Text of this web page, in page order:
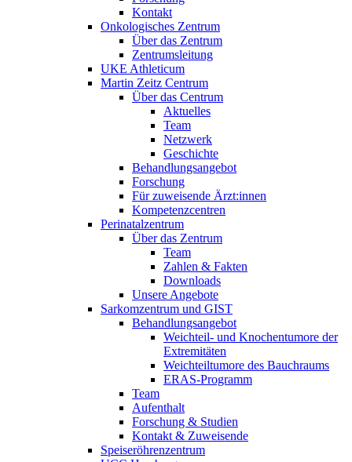
Kontakt
Onkologisches Zentrum
Über das Zentrum
Zentrumsleitung
UKE Athleticum
Martin Zeitz Centrum
Über das Centrum
Aktuelles
Team
Netzwerk
Geschichte
Behandlungsangebot
Forschung
Für zuweisende Ärzt:innen
Kompetenzcentren
Perinatalzentrum
Über das Zentrum
Team
Zahlen & Fakten
Downloads
Unsere Angebote
Sarkomzentrum und GIST
Behandlungsangebot
Weichteil- und Knochentumore der
Extremitäten
Weichteiltumore des Bauchraums
ERAS-Programm
Team
Aufenthalt
Forschung & Studien
Kontakt & Zuweisende
Speiseröhrenzentrum